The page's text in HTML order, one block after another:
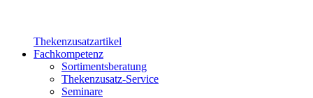
Thekenzusatzartikel
Fachkompetenz
Sortimentsberatung
Thekenzusatz-Service
Seminare